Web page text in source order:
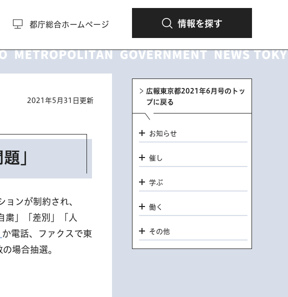
都庁総合ホームページ 情報を探す
2021年5月31日更新
」
ンが制約され、
粛」「差別」「人
か電話、ファクスで東
場合抽選。
広報東京都2021年6月号のトッ
プに戻る
お知らせ
催し
学ぶ
働く
その他